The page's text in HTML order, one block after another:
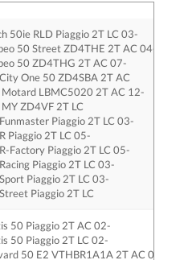
50ie RLD Piaggio 2T LC 03-
50 Street ZD4THE 2T AC 04-06
50 ZD4THG 2T AC 07-
One 50 ZD4SBA 2T AC
Motard LBMC5020 2T AC 12-
MY ZD4VF 2T LC
Piaggio 2T LC 03-
Piaggio 2T LC 05-
Factory Piaggio 2T LC 05-
Piaggio 2T LC 03-
Piaggio 2T LC 03-
Piaggio 2T LC
50 Piaggio 2T AC 02-
50 Piaggio 2T LC 02-
50 E2 VTHBR1A1A 2T AC 09-